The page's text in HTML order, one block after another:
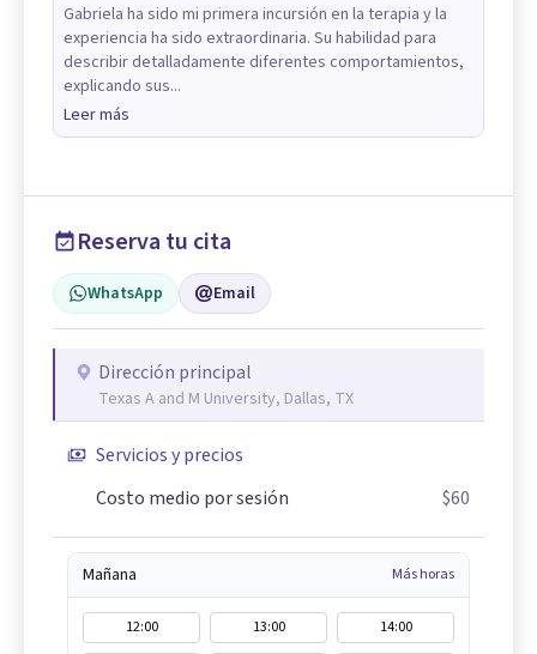
Gabriela ha sido mi primera incursión en la terapia y la
experiencia ha sido extraordinaria. Su habilidad para
describir detalladamente diferentes comportamientos,
explicando sus...
Leer más
Reserva tu cita
WhatsApp Email
Dirección principal
Texas A and M University, Dallas, TX
Servicios y precios
Costo medio por sesión
$60
Mañana Más horas
12:00 13:00
14:00